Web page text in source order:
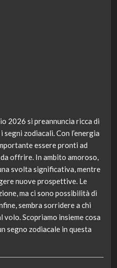
2026 si preannuncia ricca di
zodiacali. Con l’energia
essere pronti ad
offrire. In ambito amoroso,
svolta significativa, mentre
nuove prospettive. Le
ma ci sono possibilità di
sembra sorridere a chi
Scopriamo insieme cosa
segno zodiacale in questa